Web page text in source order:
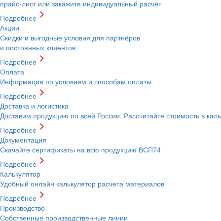
прайс-лист или закажите индивидуальный расчёт
Подробнее
Акции
Скидки и выгодные условия для партнёров
и постоянных клиентов
Подробнее
Оплата
Информация по условиям и способам оплаты
Подробнее
Доставка и логистика
Доставим продукцию по всей России. Рассчитайте стоимость в
Подробнее
Документация
Скачайте сертификаты на всю продукцию ВСП74
Подробнее
Калькулятор
Удобный онлайн калькулятор расчета материалов
Подробнее
Производство
Собственные производственные линии